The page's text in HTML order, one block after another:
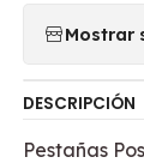
Mostrar
DESCRIPCIÓN
Pestañas